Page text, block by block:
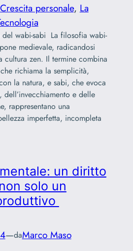
Crescita personale, La
wabi-sabi La filosofia wabi-
medievale, radicandosi
cultura zen. Il termine combina
richiama la semplicità,
la natura, e sabi, che evoca
e delle
rappresentano una
imperfetta, incompleta
un diritto
solo un
—daMarco Maso